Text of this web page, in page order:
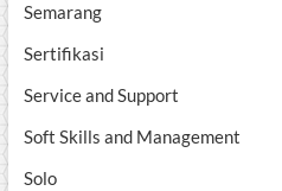
Semarang
Sertifikasi
Service and Support
Soft Skills and Management
Solo